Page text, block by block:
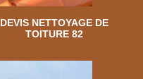
DEVIS NETTOYAGE DE
TOITURE 82